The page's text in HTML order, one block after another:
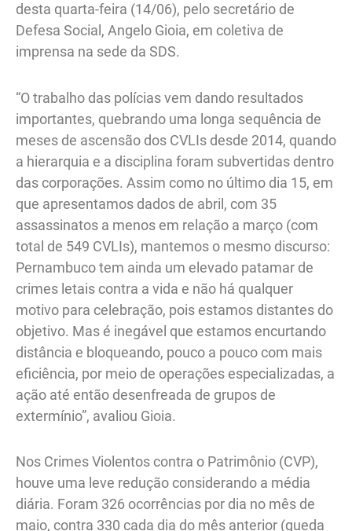
desta quarta-feira (14/06), pelo secretário de
Defesa Social, Angelo Gioia, em coletiva de
imprensa na sede da SDS.
“O trabalho das polícias vem dando resultados
importantes, quebrando uma longa sequência de
meses de ascensão dos CVLIs desde 2014, quando
a hierarquia e a disciplina foram subvertidas dentro
das corporações. Assim como no último dia 15, em
que apresentamos dados de abril, com 35
assassinatos a menos em relação a março (com
total de 549 CVLIs), mantemos o mesmo discurso:
Pernambuco tem ainda um elevado patamar de
crimes letais contra a vida e não há qualquer
motivo para celebração, pois estamos distantes do
objetivo. Mas é inegável que estamos encurtando
distância e bloqueando, pouco a pouco com mais
eficiência, por meio de operações especializadas, a
ação até então desenfreada de grupos de
extermínio”, avaliou Gioia.
Nos Crimes Violentos contra o Patrimônio (CVP),
houve uma leve redução considerando a média
diária. Foram 326 ocorrências por dia no mês de
maio, contra 330 cada dia do mês anterior (queda